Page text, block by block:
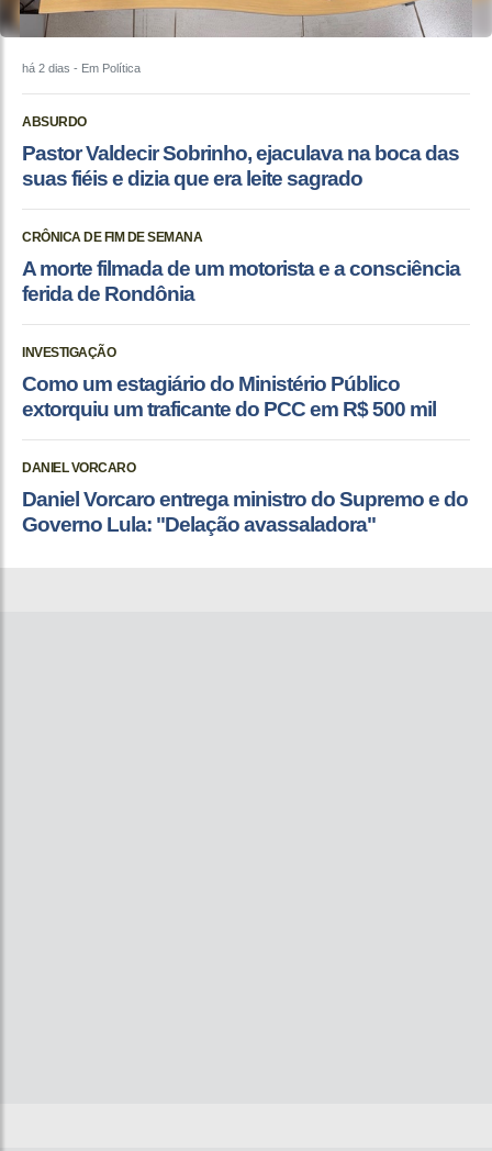
há 2 dias - Em Política
ABSURDO
Pastor Valdecir Sobrinho, ejaculava na boca das
suas fiéis e dizia que era leite sagrado
CRÔNICA DE FIM DE SEMANA
A morte filmada de um motorista e a consciência
ferida de Rondônia
INVESTIGAÇÃO
Como um estagiário do Ministério Público
extorquiu um traficante do PCC em R$ 500 mil
DANIEL VORCARO
Daniel Vorcaro entrega ministro do Supremo e do
Governo Lula: "Delação avassaladora"